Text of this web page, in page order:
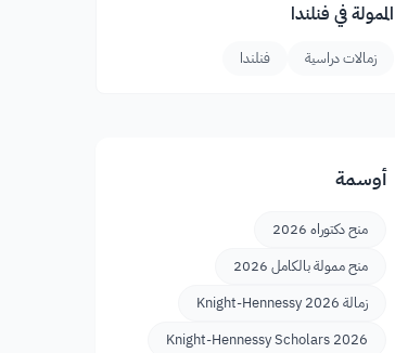
الممولة في فنلندا
زمالات دراسية فنلندا
أوسمة
منح دكتوراه 2026
منح ممولة بالكامل 2026
زمالة Knight-Hennessy 2026
Knight-Hennessy Scholars 2026